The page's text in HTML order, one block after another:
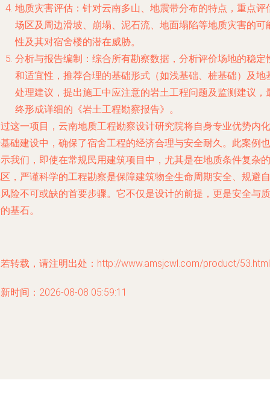
地质灾害评估：针对云南多山、地震带分布的特点，重点评
场区及周边滑坡、崩塌、泥石流、地面塌陷等地质灾害的可
性及其对宿舍楼的潜在威胁。
分析与报告编制：综合所有勘察数据，分析评价场地的稳定
和适宜性，推荐合理的基础形式（如浅基础、桩基础）及地
处理建议，提出施工中应注意的岩土工程问题及监测建议，
终形成详细的《岩土工程勘察报告》。
这一项目，云南地质工程勘察设计研究院将自身专业优势内化
础建设中，确保了宿舍工程的经济合理与安全耐久。此案例也
我们，即使在常规民用建筑项目中，尤其是在地质条件复杂的
，严谨科学的工程勘察是保障建筑物全生命周期安全、规避自
险不可或缺的首要步骤。它不仅是设计的前提，更是安全与质
基石。
转载，请注明出处：http://www.amsjcwl.com/product/53.html
时间：2026-08-08 05:59:11